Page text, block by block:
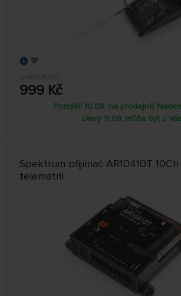
SPMSLR370
999 Kč
Pondělí 10.08. na prodejně
Úterý 11.08. může být u
Spektrum přijímač AR10410T
telemetrií